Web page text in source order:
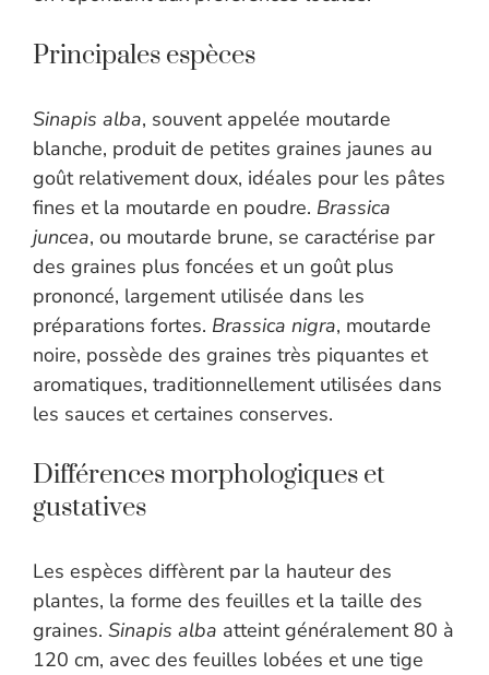
Principales espèces
Sinapis alba, souvent appelée moutarde
blanche, produit de petites graines jaunes au
goût relativement doux, idéales pour les pâtes
fines et la moutarde en poudre. Brassica
juncea, ou moutarde brune, se caractérise par
des graines plus foncées et un goût plus
prononcé, largement utilisée dans les
préparations fortes. Brassica nigra, moutarde
noire, possède des graines très piquantes et
aromatiques, traditionnellement utilisées dans
les sauces et certaines conserves.
Différences morphologiques et
gustatives
Les espèces diffèrent par la hauteur des
plantes, la forme des feuilles et la taille des
graines. Sinapis alba atteint généralement 80 à
120 cm, avec des feuilles lobées et une tige